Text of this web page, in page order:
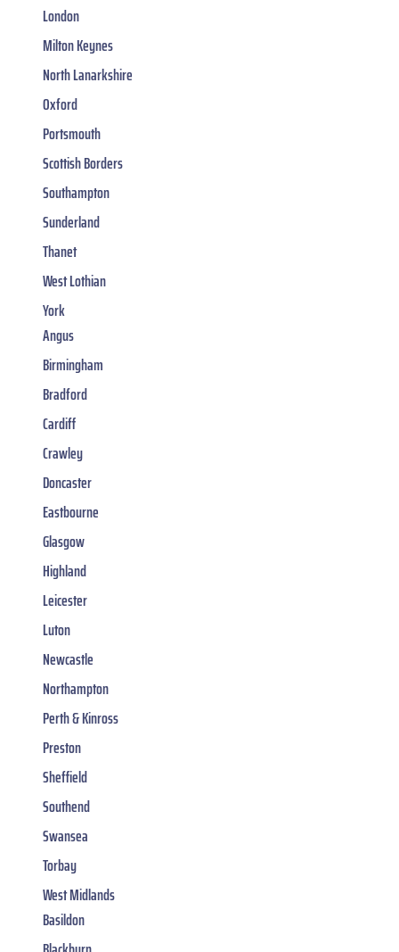
London
Milton Keynes
North Lanarkshire
Oxford
Portsmouth
Scottish Borders
Southampton
Sunderland
Thanet
West Lothian
York
Angus
Birmingham
Bradford
Cardiff
Crawley
Doncaster
Eastbourne
Glasgow
Highland
Leicester
Luton
Newcastle
Northampton
Perth & Kinross
Preston
Sheffield
Southend
Swansea
Torbay
West Midlands
Basildon